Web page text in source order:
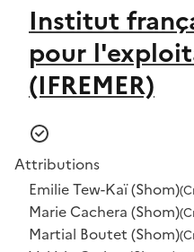
Institut
pour
(IFREMER)
Attributions
Emilie Tew-Kaï (Shom)
Marie Cachera (Shom)
Martial Boutet (Shom)